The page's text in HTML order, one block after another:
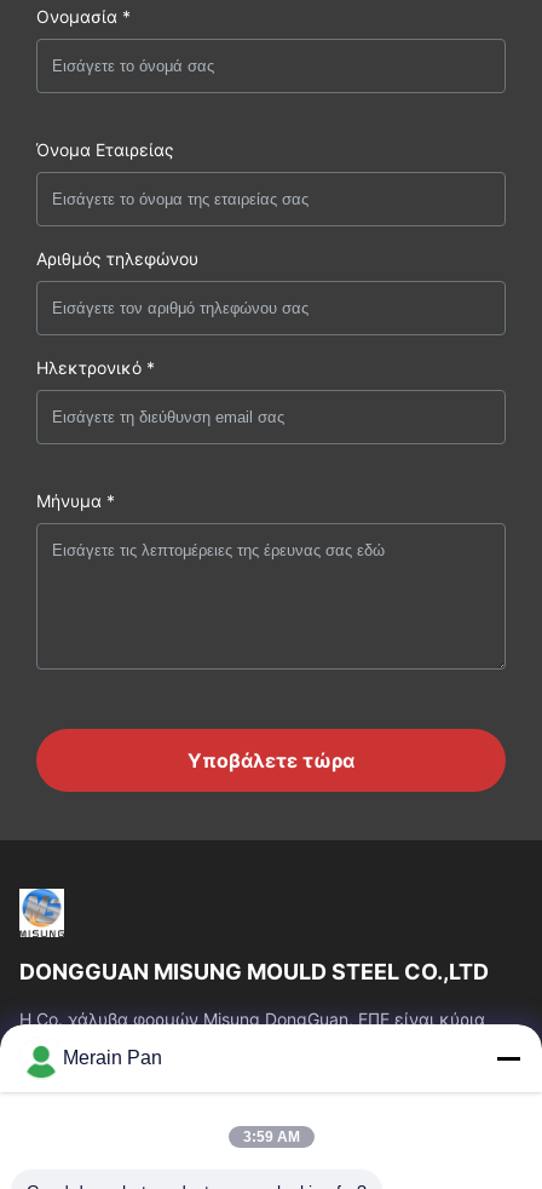
Ονομασία *
Όνομα Εταιρείας
Αριθμός τηλεφώνου
Ηλεκτρονικό *
Μήνυμα *
Υποβάλετε τώρα
DONGGUAN MISUNG MOULD STEEL CO.,LTD
Η Co. χάλυβα φορμών Misung DongGuan, ΕΠΕ είναι κύρια
επιχείρηση του ανεφοδιασμού που ο πλαστικός χάλυβας
κύβων, καυτός χάλυβας εργασίας, κρύος...
Γρήγοροι Σύνδεσμοι
Προϊόντα
Εμφάνιση VR
Περίπου Εμείς
Merain Pan
3:59 AM